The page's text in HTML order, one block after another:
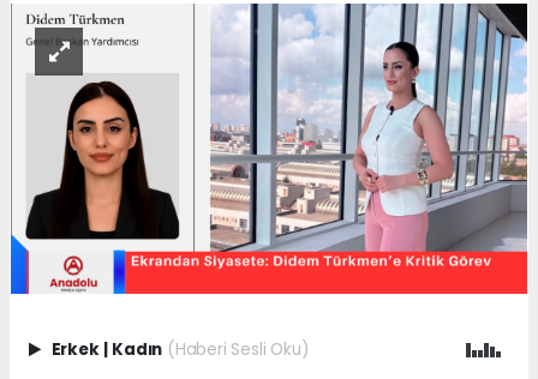
Erkek Kadın (Haberi Sesli Oku)